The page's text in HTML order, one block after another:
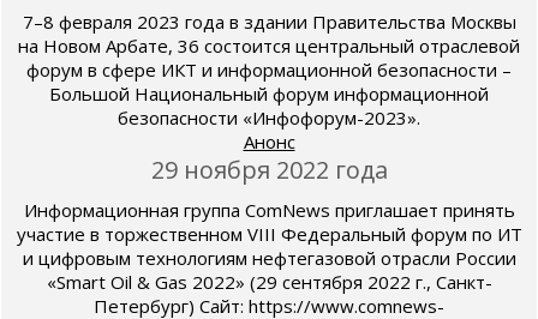
7–8 февраля 2023 года в здании Правительства Москвы
на Новом Арбате, 36 состоится центральный отраслевой
форум в сфере ИКТ и информационной безопасности –
Большой Национальный форум информационной
безопасности «Инфофорум-2023».
Анонс
29 ноября 2022 года
Информационная группа ComNews приглашает принять
участие в торжественном VIII Федеральный форум по ИТ
и цифровым технологиям нефтегазовой отрасли России
«Smart Oil & Gas 2022» (29 сентября 2022 г., Санкт-
Петербург) Сайт: https://www.comnews-